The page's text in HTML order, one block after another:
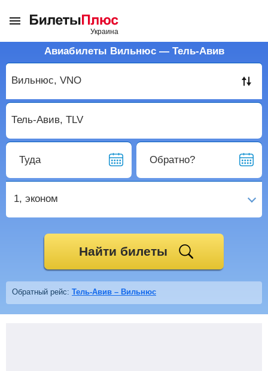
Авиабилеты Вильнюс — Тель-Авив
Туда Обратно?
1, эконом
Найти билеты
Обратный рейс: Тель-Авив – Вильнюс